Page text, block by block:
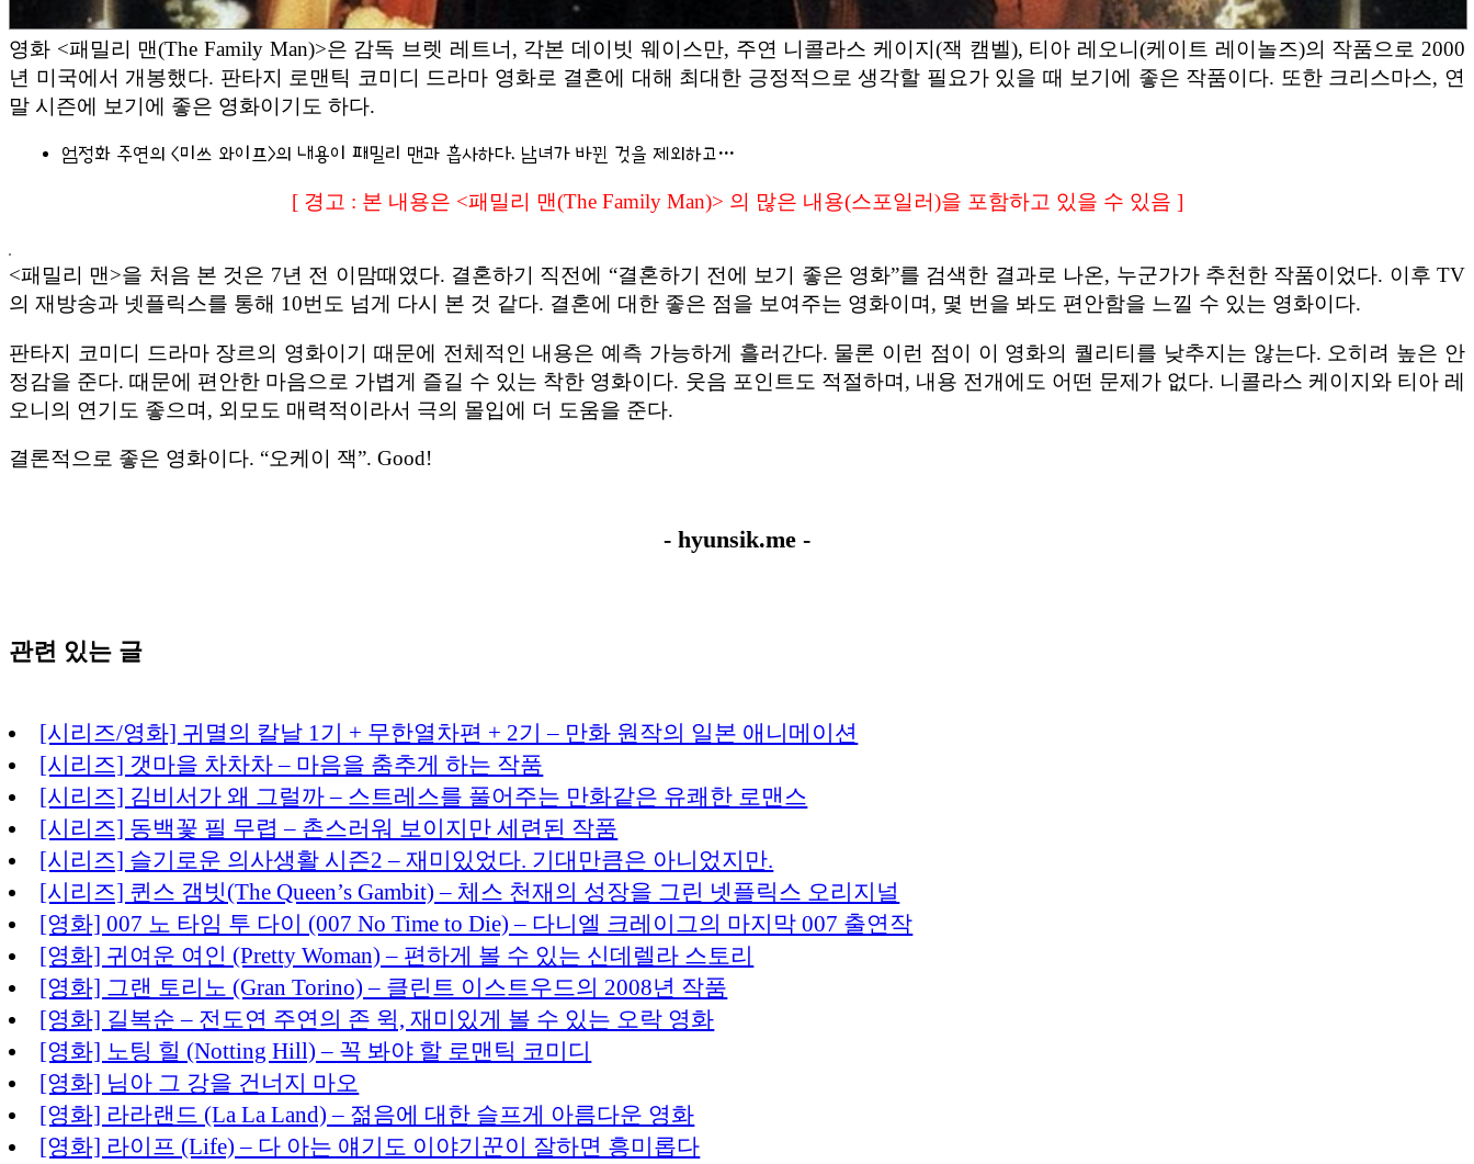
영화 <패밀리 맨(The Family Man)>은 감독 브렛 레트너, 각본 데이빗 웨이스만, 주연 니콜라스 케이지(잭 캠벨), 티아 레오니(케이트 레이놀즈)의 작품으로 2000
년 미국에서 개봉했다. 판타지 로맨틱 코미디 드라마 영화로 결혼에 대해 최대한 긍정적으로 생각할 필요가 있을 때 보기에 좋은 작품이다. 또한 크리스마스, 연
말 시즌에 보기에 좋은 영화이기도 하다.
엄정화 주연의 <미쓰 와이프>의 내용이 패밀리 맨과 흡사하다. 남녀가 바뀐 것을 제외하고…
[ 경고 : 본 내용은 <패밀리 맨(The Family Man)> 의 많은 내용(스포일러)을 포함하고 있을 수 있음 ]
<패밀리 맨>을 처음 본 것은 7년 전 이맘때였다. 결혼하기 직전에 “결혼하기 전에 보기 좋은 영화”를 검색한 결과로 나온, 누군가가 추천한 작품이었다. 이후 TV
의 재방송과 넷플릭스를 통해 10번도 넘게 다시 본 것 같다. 결혼에 대한 좋은 점을 보여주는 영화이며, 몇 번을 봐도 편안함을 느낄 수 있는 영화이다.
판타지 코미디 드라마 장르의 영화이기 때문에 전체적인 내용은 예측 가능하게 흘러간다. 물론 이런 점이 이 영화의 퀄리티를 낮추지는 않는다. 오히려 높은 안
정감을 준다. 때문에 편안한 마음으로 가볍게 즐길 수 있는 착한 영화이다. 웃음 포인트도 적절하며, 내용 전개에도 어떤 문제가 없다. 니콜라스 케이지와 티아 레
오니의 연기도 좋으며, 외모도 매력적이라서 극의 몰입에 더 도움을 준다.
결론적으로 좋은 영화이다. “오케이 잭”. Good!
- hyunsik.me -
관련 있는 글
[시리즈/영화] 귀멸의 칼날 1기 + 무한열차편 + 2기 – 만화 원작의 일본 애니메이션
[시리즈] 갯마을 차차차 – 마음을 춤추게 하는 작품
[시리즈] 김비서가 왜 그럴까 – 스트레스를 풀어주는 만화같은 유쾌한 로맨스
[시리즈] 동백꽃 필 무렵 – 촌스러워 보이지만 세련된 작품
[시리즈] 슬기로운 의사생활 시즌2 – 재미있었다. 기대만큼은 아니었지만.
[시리즈] 퀸스 갬빗(The Queen’s Gambit) – 체스 천재의 성장을 그린 넷플릭스 오리지널
[영화] 007 노 타임 투 다이 (007 No Time to Die) – 다니엘 크레이그의 마지막 007 출연작
[영화] 귀여운 여인 (Pretty Woman) – 편하게 볼 수 있는 신데렐라 스토리
[영화] 그랜 토리노 (Gran Torino) – 클린트 이스트우드의 2008년 작품
[영화] 길복순 – 전도연 주연의 존 윅, 재미있게 볼 수 있는 오락 영화
[영화] 노팅 힐 (Notting Hill) – 꼭 봐야 할 로맨틱 코미디
[영화] 님아 그 강을 건너지 마오
[영화] 라라랜드 (La La Land) – 젊음에 대한 슬프게 아름다운 영화
[영화] 라이프 (Life) – 다 아는 얘기도 이야기꾼이 잘하면 흥미롭다